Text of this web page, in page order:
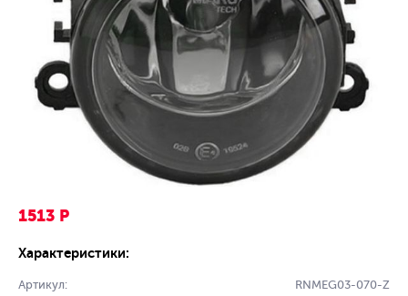
1513 Р
Характеристики:
Артикул: RNMEG03-070-Z